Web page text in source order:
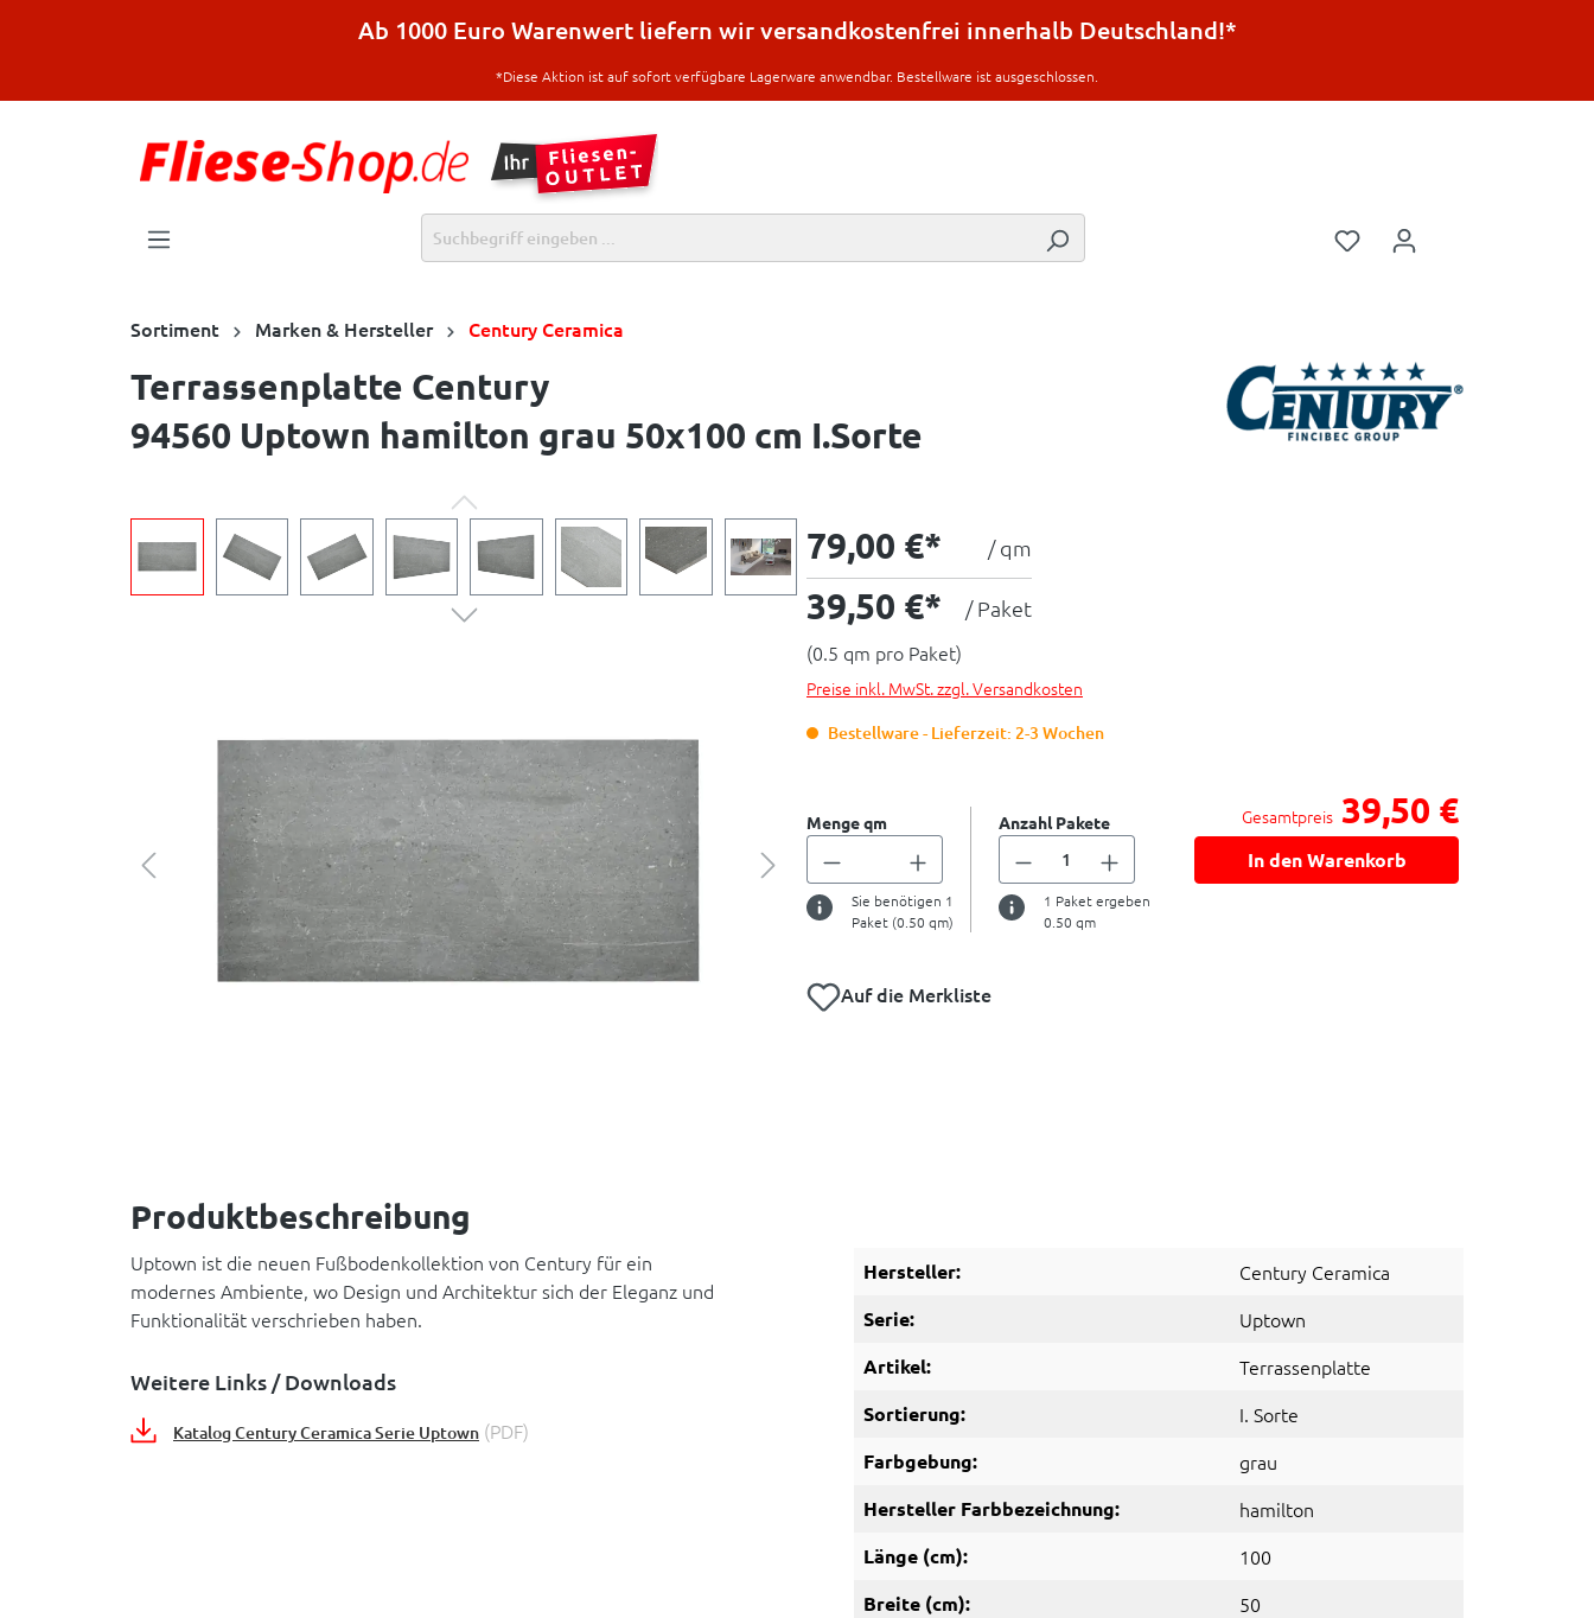
Ab 1000 Euro Warenwert liefern wir versandkostenfrei innerhalb Deutschland!*
*Diese Aktion ist auf sofort verfügbare Lagerware anwendbar. Bestellware ist ausgeschlossen.
Sortiment Marken & Hersteller Century Ceramica
Terrassenplatte Century
94560 Uptown hamilton grau 50x100 cm I.Sorte
79,00 €* / qm
39,50 €* / Paket
(0.5 qm pro Paket)
Preise inkl. MwSt. zzgl. Versandkosten
Bestellware - Lieferzeit: 2-3 Wochen
Menge qm
Sie benötigen 1
Paket (0.50 qm)
Anzahl Pakete
1 Paket ergeben
0.50 qm
Gesamtpreis 39,50 €
In den Warenkorb
Auf die Merkliste
Produktbeschreibung
Uptown ist die neuen Fußbodenkollektion von Century für ein
modernes Ambiente, wo Design und Architektur sich der Eleganz und
Funktionalität verschrieben haben.
Weitere Links / Downloads
Katalog Century Ceramica Serie Uptown (PDF)
Hersteller: Century Ceramica
Serie: Uptown
Artikel: Terrassenplatte
Sortierung: I. Sorte
Farbgebung: grau
Hersteller Farbbezeichnung: hamilton
Länge (cm): 100
Breite (cm): 50